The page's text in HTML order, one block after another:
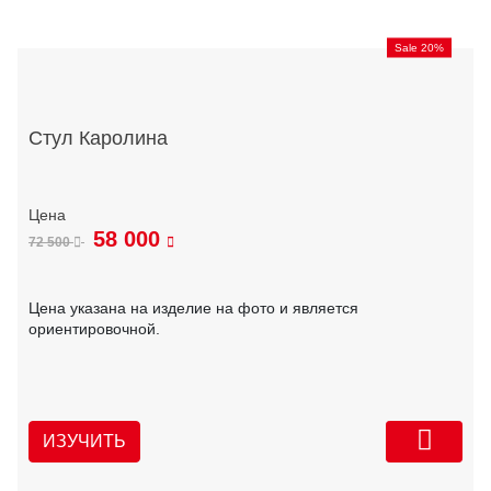
Sale 20%
Стул Каролина
72 500 58 000
Цена указана на изделие на фото и является
ориентировочной.
ИЗУЧИТЬ